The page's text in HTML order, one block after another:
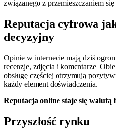
związanego z przemieszczaniem
Reputacja cyfrowa
decyzyjny
Opinie w internecie mają dziś
recenzje, zdjęcia i komentarze.
obsługę częściej otrzymują
każdy element doświadczenia.
Reputacja online staje się walutą
Przyszłość rynku